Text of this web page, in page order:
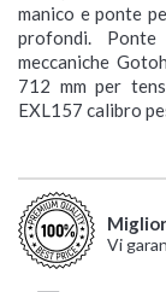
manico e ponte
profondi.
meccaniche
712 mm per
EXL157 calibro
Vi